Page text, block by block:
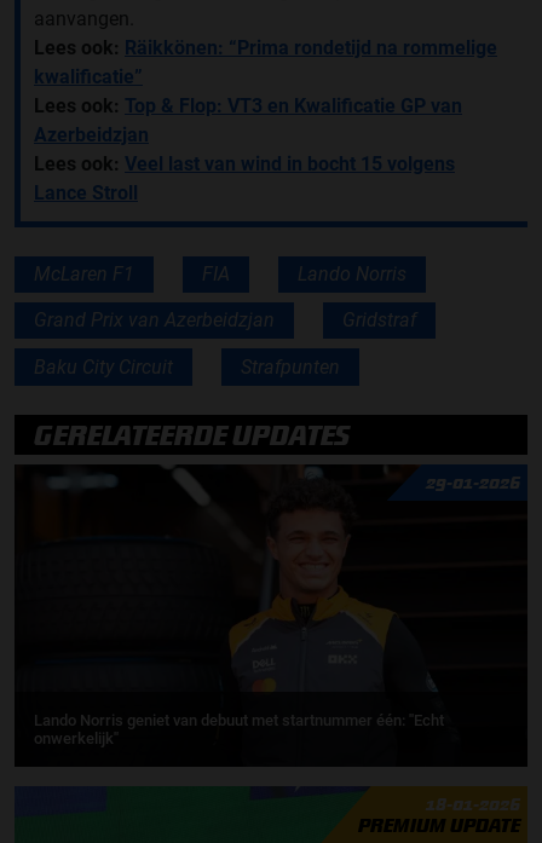
aanvangen.
Lees ook: Räikkönen: “Prima rondetijd na rommelige
kwalificatie”
Lees ook: Top & Flop: VT3 en Kwalificatie GP van
Azerbeidzjan
Lees ook: Veel last van wind in bocht 15 volgens
Lance Stroll
McLaren F1 FIA Lando Norris
Grand Prix van Azerbeidzjan Gridstraf
Baku City Circuit Strafpunten
GERELATEERDE UPDATES
29-01-2026
Lando Norris geniet van debuut met startnummer één: ''Echt
onwerkelijk''
18-01-2026
PREMIUM UPDATE